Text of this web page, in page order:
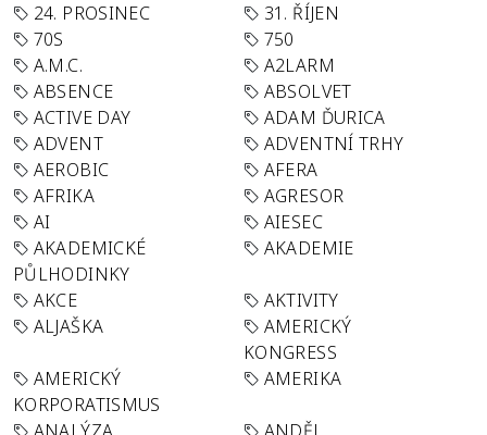
24. PROSINEC
31. ŘÍJEN
70S
750
A.M.C.
A2LARM
ABSENCE
ABSOLVET
ACTIVE DAY
ADAM ĎURICA
ADVENT
ADVENTNÍ TRHY
AEROBIC
AFERA
AFRIKA
AGRESOR
AI
AIESEC
AKADEMICKÉ
PŮLHODINKY
AKADEMIE
AKCE
AKTIVITY
ALJAŠKA
AMERICKÝ
KONGRESS
AMERICKÝ
KORPORATISMUS
AMERIKA